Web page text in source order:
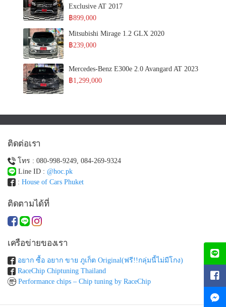
Exclusive AT 2017
฿899,000
Mitsubishi Mirage 1.2 GLX 2020
฿239,000
Mercedes-Benz E300e 2.0 Avangard AT 2023
฿1,299,000
ติดต่อเรา
โทร : 080-998-9249, 084-269-9324
Line ID : @hoc.pk
: House of Cars Phuket
ติดตามได้ที่
เครือข่ายของเรา
อยาก ซื้อ อยาก ขาย ภูเก็ต Original(ฟรี!!กลุ่มนี้ไม่มีโกง)
RaceChip Chiptuning Thailand
Performance chips – Chip tuning by RaceChip